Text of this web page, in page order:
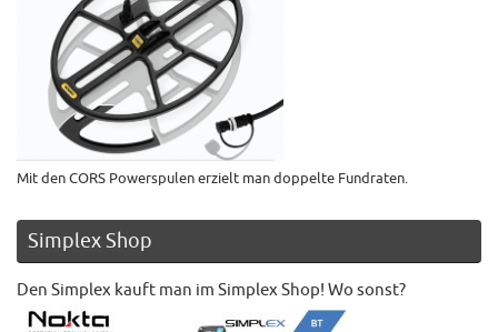
Mit den CORS Powerspulen erzielt man doppelte Fundraten.
Simplex Shop
Den Simplex kauft man im Simplex Shop! Wo sonst?